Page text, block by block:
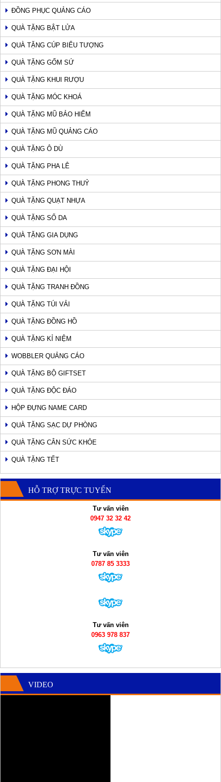
ĐỒNG PHỤC QUẢNG CÁO
QUÀ TẶNG BẬT LỬA
QUÀ TẶNG CÚP BIỂU TƯỢNG
QUÀ TẶNG GỐM SỨ
QUÀ TẶNG KHUI RƯỢU
QUÀ TẶNG MÓC KHOÁ
QUÀ TẶNG MŨ BẢO HIỂM
QUÀ TẶNG MŨ QUẢNG CÁO
QUÀ TẶNG Ô DÙ
QUÀ TẶNG PHA LÊ
QUÀ TẶNG PHONG THUỶ
QUÀ TẶNG QUẠT NHỰA
QUÀ TẶNG SỔ DA
QUÀ TẶNG GIA DỤNG
QUÀ TẶNG SƠN MÀI
QUÀ TẶNG ĐẠI HỘI
QUÀ TẶNG TRANH ĐỒNG
QUÀ TẶNG TÚI VẢI
QUÀ TẶNG ĐỒNG HỒ
QUÀ TẶNG KỈ NIỆM
WOBBLER QUẢNG CÁO
QUÀ TẶNG BỘ GIFTSET
QUÀ TẶNG ĐỘC ĐÁO
HỘP ĐỰNG NAME CARD
QUÀ TẶNG SẠC DỰ PHÒNG
QUÀ TẶNG CÂN SỨC KHỎE
QUÀ TẶNG TẾT
HỖ TRỢ TRỰC TUYẾN
Tư vấn viên
0947 32 32 42
Tư vấn viên
0787 85 3333
Tư vấn viên
0963 978 837
VIDEO